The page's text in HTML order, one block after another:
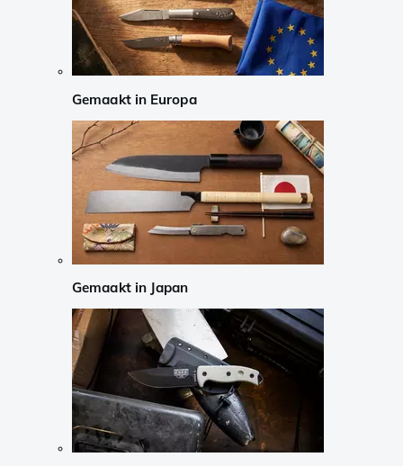
Gemaakt in Europa
Gemaakt in Japan